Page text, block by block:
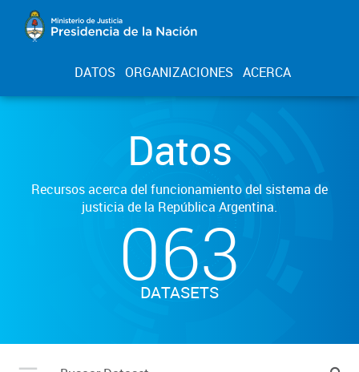
DATOS ORGANIZACIONES ACERCA
Datos
Recursos acerca del funcionamiento del sistema de
justicia de la República Argentina.
063
DATASETS